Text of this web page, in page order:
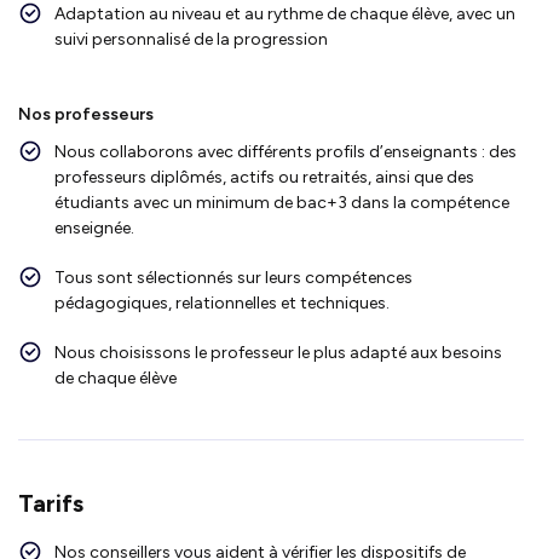
Adaptation au niveau et au rythme de chaque élève, avec un
suivi personnalisé de la progression
Nos professeurs
Nous collaborons avec différents profils d’enseignants : des
professeurs diplômés, actifs ou retraités, ainsi que des
étudiants avec un minimum de bac+3 dans la compétence
enseignée.
Tous sont sélectionnés sur leurs compétences
pédagogiques, relationnelles et techniques.
Nous choisissons le professeur le plus adapté aux besoins
de chaque élève
Tarifs
Nos conseillers vous aident à vérifier les dispositifs de